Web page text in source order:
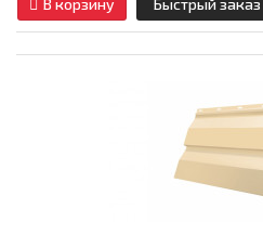
В корзину Быстрый заказ